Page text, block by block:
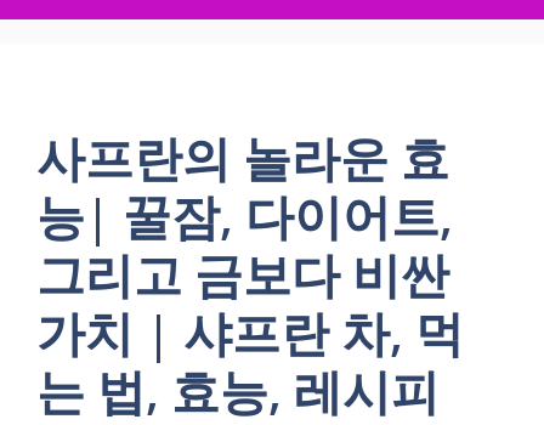
너
사프란의 놀라운 효
능| 꿀잠, 다이어트,
그리고 금보다 비싼
가치 | 샤프란 차, 먹
는 법, 효능, 레시피